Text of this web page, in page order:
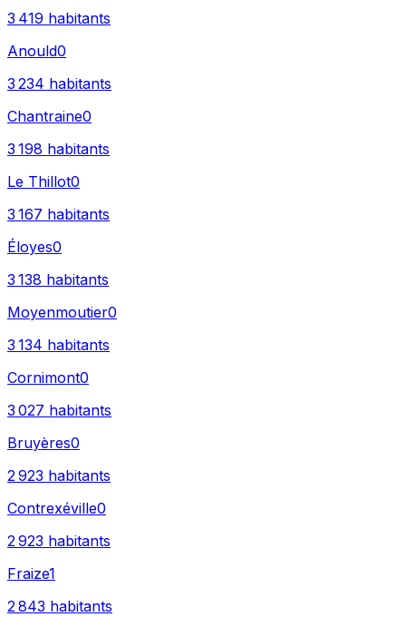
3 419 habitants
Anould0
3 234 habitants
Chantraine0
3 198 habitants
Le Thillot0
3 167 habitants
Éloyes0
3 138 habitants
Moyenmoutier0
3 134 habitants
Cornimont0
3 027 habitants
Bruyères0
2 923 habitants
Contrexéville0
2 923 habitants
Fraize1
2 843 habitants